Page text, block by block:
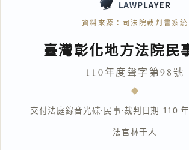
資料來源：司法院裁判書系統
臺灣彰化地方法院民
110年度聲字第98號
交付法庭錄音光碟·民事·裁判日期 110
法官林于人